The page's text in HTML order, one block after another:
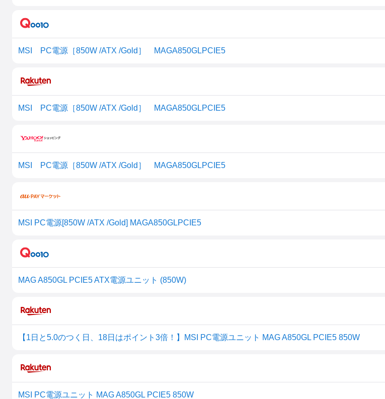
MSI PC電源［850W /ATX /Gold］ MAGA850GLPCIE5
MSI PC電源［850W /ATX /Gold］ MAGA850GLPCIE5
MSI PC電源［850W /ATX /Gold］ MAGA850GLPCIE5
MSI PC電源[850W /ATX /Gold] MAGA850GLPCIE5
MAG A850GL PCIE5 ATX電源ユニット (850W)
【1日と5.0のつく日、18日はポイント3倍！】MSI PC電源ユニット MAG A850GL PCIE5 850W
MSI PC電源ユニット MAG A850GL PCIE5 850W